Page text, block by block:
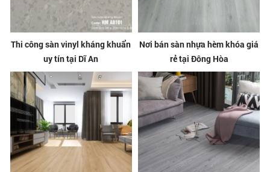
Thi công sàn vinyl kháng khuẩn
uy tín tại Dĩ An
Nơi bán sàn nhựa hèm khóa giá
rẻ tại Đông Hòa